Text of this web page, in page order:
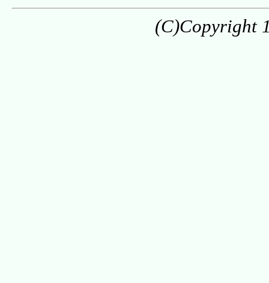
(C)Copyright